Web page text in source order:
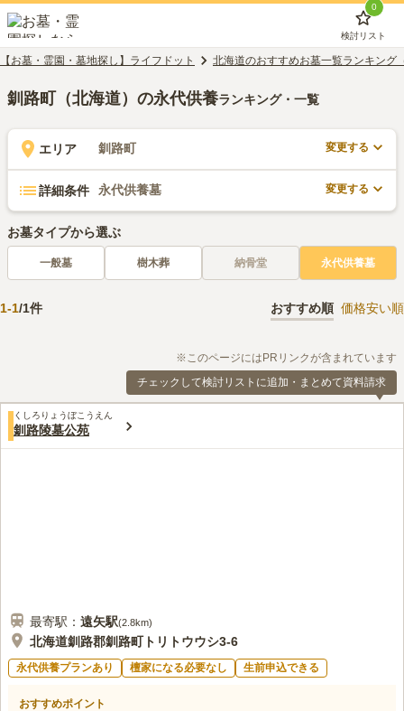
0
検討リスト
【お墓・霊園・墓地探し】ライフドット 北海道のおすすめお墓一覧ランキング
釧路町（北海道）の永代供養ランキング・一覧
エリア 釧路町 変更する
詳細条件 永代供養墓 変更する
お墓タイプから選ぶ
一般墓 樹木葬 納骨堂 永代供養墓
1-1/1件 おすすめ順 価格安い順
※このページにはPRリンクが含まれています
チェックして検討リストに追加・まとめて資料請求
くしろりょうぼこうえん
釧路陵墓公苑
最寄駅： 遠矢駅(2.8km)
北海道釧路郡釧路町トリトウウシ3-6
永代供養プランあり 檀家になる必要なし 生前申込できる
おすすめポイント